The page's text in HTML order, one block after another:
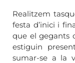
Realitzem
festa d’inici i
que el gegants
estiguin
sumar-se a la